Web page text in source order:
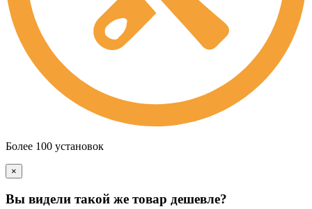
Более 100 установок
×
Вы видели такой же товар дешевле?